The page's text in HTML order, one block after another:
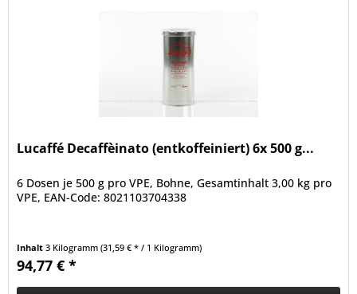
Lucaffé Decaffèinato (entkoffeiniert) 6x 500 g...
6 Dosen je 500 g pro VPE, Bohne, Gesamtinhalt 3,00 kg pro
VPE, EAN-Code: 8021103704338
Inhalt3 Kilogramm(31,59 € * / 1 Kilogramm)
94,77 € *